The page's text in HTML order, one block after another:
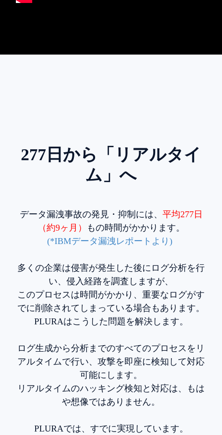
277日から「リアルタイ
ム」へ
データ漏洩事故の発見・抑制には、 平均277日
（約9ヶ月）
もの時間がかかります。
(*IBMデータ漏洩レポートより)
多くの企業は侵害が発生した後にログ分析を行
い、侵入経路を調査しますが、
このプロセスは時間がかかり、重要なログがす
でに削除されてしまっている場合もあります。
PLURAはこうした問題を解決します。
ログ生成から分析までのすべてのプロセスをリ
アルタイムで行い、攻撃を即座に検知して対応
可能にします。
リアルタイムのハッキング検知と対応は、もは
や想像ではありません。
PLURAでは、すでに実現しています。